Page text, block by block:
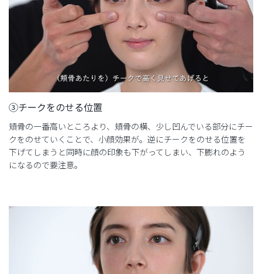
③チークをのせる位置
頬骨の一番高いところより、頬骨の横、少し凹んでいる部分にチー
クをのせていくことで、小顔効果が。逆にチークをのせる位置を
下げてしまうと同時に顔の印象も下がってしまい、下膨れのよう
になるので要注意。